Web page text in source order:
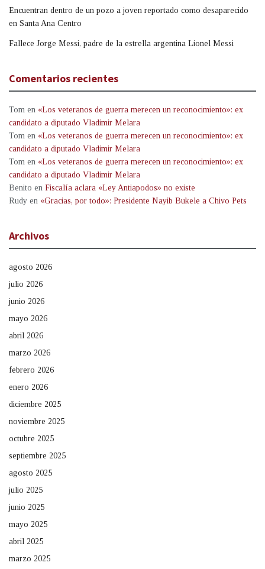
Encuentran dentro de un pozo a joven reportado como desaparecido
en Santa Ana Centro
Fallece Jorge Messi, padre de la estrella argentina Lionel Messi
Comentarios recientes
Tom en «Los veteranos de guerra merecen un reconocimiento»: ex
candidato a diputado Vladimir Melara
Tom en «Los veteranos de guerra merecen un reconocimiento»: ex
candidato a diputado Vladimir Melara
Tom en «Los veteranos de guerra merecen un reconocimiento»: ex
candidato a diputado Vladimir Melara
Benito en Fiscalía aclara «Ley Antiapodos» no existe
Rudy en «Gracias, por todo»: Presidente Nayib Bukele a Chivo Pets
Archivos
agosto 2026
julio 2026
junio 2026
mayo 2026
abril 2026
marzo 2026
febrero 2026
enero 2026
diciembre 2025
noviembre 2025
octubre 2025
septiembre 2025
agosto 2025
julio 2025
junio 2025
mayo 2025
abril 2025
marzo 2025